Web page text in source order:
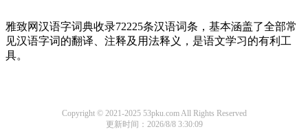
雅致网汉语字词典收录72225条汉语词条，基本涵盖了全部常
见汉语字词的翻译、注释及用法释义，是语文学习的有利工
具。
Copyright © 2021-2025 53pku.com All Rights Reserved
更新时间：2026/8/8 3:30:09